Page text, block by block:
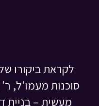
לקראת ביקורו
סוכנות מעמו'ל, ר'
מעשית – בניית